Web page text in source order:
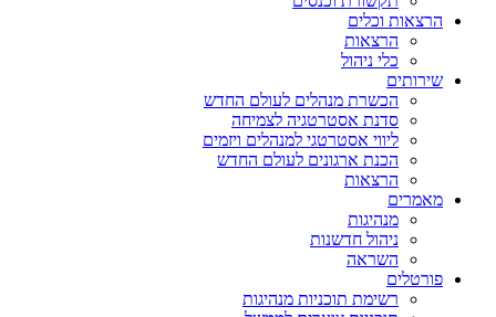
הרצאות וכלים
הרצאות
כלי ניהול
שירותים
הכשרת מנהלים לעולם החדש
סדנת אסטרטגיה לצמיחה
ליווי אסטרטגי למנהלים ויזמים
הכנת ארגונים לעולם החדש
הרצאות
מאמרים
מנהיגות
ניהול חדשנות
השראה
פורטלים
רשימת תוכניות מנהיגות